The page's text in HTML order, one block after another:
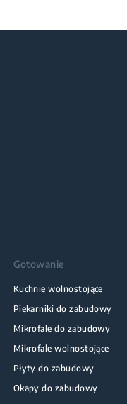
Gotowanie
Kuchnie wolnostojące
Piekarniki do zabudowy
Mikrofale do zabudowy
Mikrofale wolnostojące
Płyty do zabudowy
Okapy do zabudowy